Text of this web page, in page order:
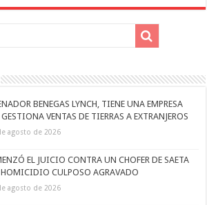
BENEGAS LYNCH, TIENE UNA EMPRESA
VENTAS DE TIERRAS A EXTRANJEROS
agosto de 2026
EL JUICIO CONTRA UN CHOFER DE SAETA
HOMICIDIO CULPOSO AGRAVADO
agosto de 2026